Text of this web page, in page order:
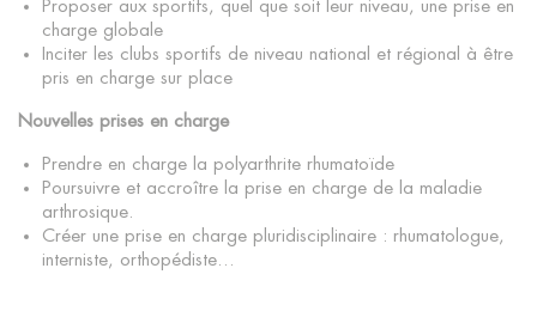
Proposer aux sportifs, quel que soit leur niveau, une prise en
charge globale
Inciter les clubs sportifs de niveau national et régional à être
pris en charge sur place
Nouvelles prises en charge
Prendre en charge la polyarthrite rhumatoïde
Poursuivre et accroître la prise en charge de la maladie
arthrosique.
Créer une prise en charge pluridisciplinaire : rhumatologue,
interniste, orthopédiste…